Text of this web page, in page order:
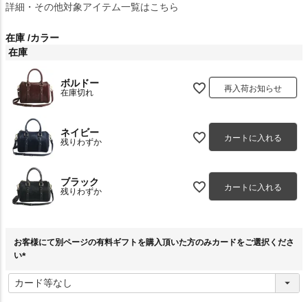
詳細・その他対象アイテム一覧はこちら
在庫 カラー
在庫
ボルドー
在庫切れ 再入荷お知らせ
ネイビー
残りわずか カートに入れる
ブラック
残りわずか カートに入れる
お客様にて別ページの有料ギフトを購入頂いた方のみカードをご選択くださ
い
必
須